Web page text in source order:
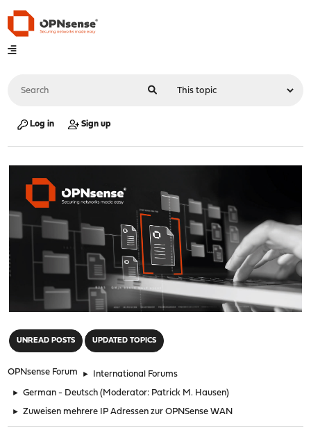
Log in Sign up
UNREAD POSTS UPDATED TOPICS
OPNsense Forum ► International Forums
► German - Deutsch (Moderator: Patrick M. Hausen)
► Zuweisen mehrere IP Adressen zur OPNSense WAN